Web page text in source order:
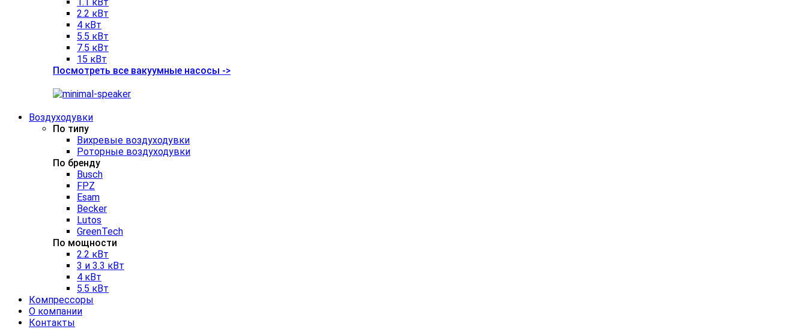
2.2 кВт
4 кВт
5.5 кВт
7.5 кВт
15 кВт
Посмотреть все вакуумные насосы ->
Воздуходувки
По типу
Вихревые воздуходувки
Роторные воздуходувки
По бренду
Busch
FPZ
Esam
Becker
Lutos
GreenTech
По мощности
2.2 кВт
3 и 3.3 кВт
4 кВт
5.5 кВт
Компрессоры
О компании
Контакты